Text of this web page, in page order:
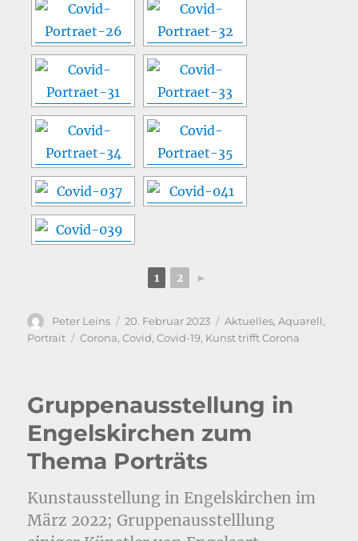
1 2 ►
Autor
Peter Leins
Veröffentlicht
am
20. Februar 2023 Kategorien
Aktuelles,Aquarell,
Portrait
Schlagwörter
Corona,Covid,Covid-19, Kunst trifft Corona
Gruppenausstellung in
Engelskirchen zum
Thema Porträts
Kunstausstellung in Engelskirchen im
März 2022; Gruppenausstelllung